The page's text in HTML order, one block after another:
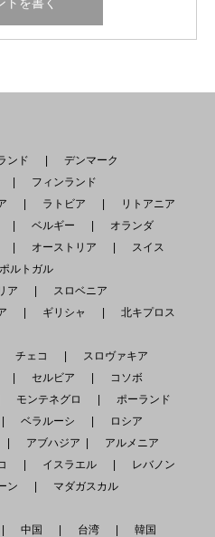
ンド
デンマーク
フィンランド
ラトビア
リトアニア
ベルギー
オランダ
オーストリア
スイス
ルトガル
ア
スロベニア
ギリシャ
北キプロス
チェコ
スロヴァキア
セルビア
コソボ
モンテネグロ
ポーランド
ベラルーシ
ロシア
アブハジア
アルメニア
イスラエル
レバノン
ン
マダガスカル
中国 台湾
韓国